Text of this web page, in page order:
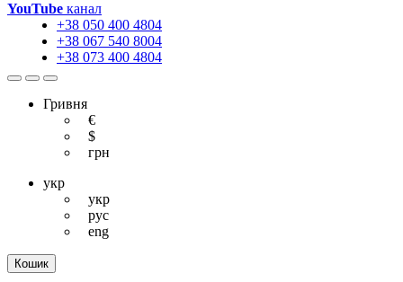
YouTube канал
+38 050 400 4804
+38 067 540 8004
+38 073 400 4804
Гривня
€
$
грн
укр
укр
рус
eng
Кошик